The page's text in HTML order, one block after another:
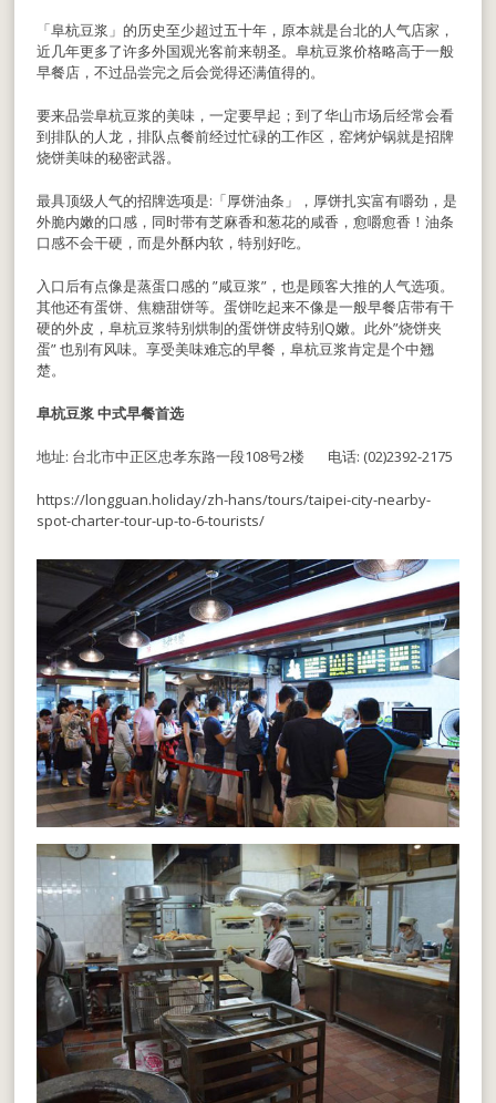
「阜杭豆浆」的历史至少超过五十年，原本就是台北的人气店家，
近几年更多了许多外国观光客前来朝圣。阜杭豆浆价格略高于一般
早餐店，不过品尝完之后会觉得还满值得的。
要来品尝阜杭豆浆的美味，一定要早起；到了华山市场后经常会看
到排队的人龙，排队点餐前经过忙碌的工作区，窑烤炉锅就是招牌
烧饼美味的秘密武器。
最具顶级人气的招牌选项是:「厚饼油条」，厚饼扎实富有嚼劲，是
外脆内嫩的口感，同时带有芝麻香和葱花的咸香，愈嚼愈香！油条
口感不会干硬，而是外酥内软，特别好吃。
入口后有点像是蒸蛋口感的 ”咸豆浆”，也是顾客大推的人气选项。
其他还有蛋饼、焦糖甜饼等。蛋饼吃起来不像是一般早餐店带有干
硬的外皮，阜杭豆浆特别烘制的蛋饼饼皮特别Q嫩。此外”烧饼夹
蛋” 也别有风味。享受美味难忘的早餐，阜杭豆浆肯定是个中翘
楚。
阜杭豆浆 中式早餐首选
地址: 台北市中正区忠孝东路一段108号2楼 电话: (02)2392-2175
https://longguan.holiday/zh-hans/tours/taipei-city-nearby-
spot-charter-tour-up-to-6-tourists/